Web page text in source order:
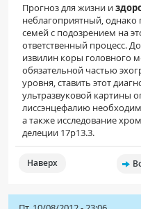
Прогноз для жизни и
неблагоприятный, однако
семей с подозрением на
ответственный процесс.
извилин коры головного
обязательной частью
уровня, ставить этот
ультразвуковой картины
лиссэнцефалию
а также исследование
делеции 17р13.3.
Наверх